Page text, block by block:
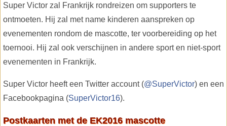
Super Victor zal Frankrijk rondreizen om supporters te
ontmoeten. Hij zal met name kinderen aanspreken op
evenementen rondom de mascotte, ter voorbereiding op het
toernooi. Hij zal ook verschijnen in andere sport en niet-sport
evenementen in Frankrijk.
Super Victor heeft een Twitter account (@SuperVictor) en een
Facebookpagina (SuperVictor16).
Postkaarten met de EK2016 mascotte